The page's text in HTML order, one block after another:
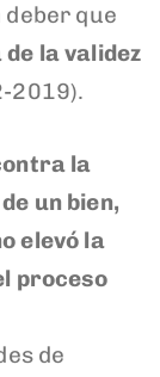
deber que
la validez
2019).
la
un bien,
elevó la
proceso
de